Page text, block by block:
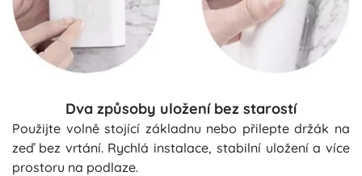
Dva způsoby uložení bez starostí
Použijte volně stojící základnu nebo přilepte držák na
zeď bez vrtání. Rychlá instalace, stabilní uložení a více
prostoru na podlaze.